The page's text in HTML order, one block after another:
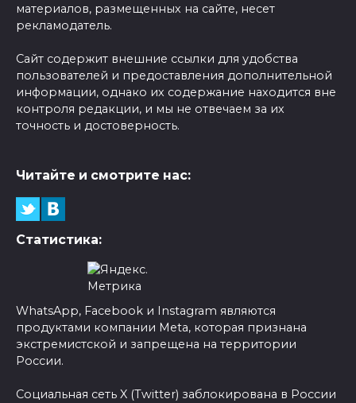
материалов, размещенных на сайте, несет
рекламодатель.
Сайт содержит внешние ссылки для удобства
пользователей и предоставления дополнительной
информации, однако их содержание находится вне
контроля редакции, и мы не отвечаем за их
точность и достоверность.
Читайте и смотрите нас:
Статистика:
WhatsApp, Facebook и Instagram являются
продуктами компании Meta, которая признана
экстремистской и запрещена на территории
России.
Социальная сеть X (Twitter) заблокирована в России